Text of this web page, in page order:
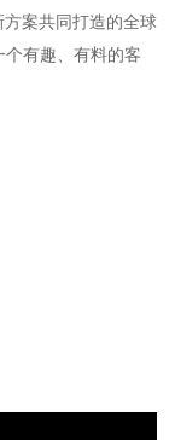
案共同打造的全球
有趣、有料的客